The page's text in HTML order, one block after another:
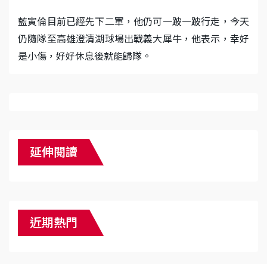
藍寅倫目前已經先下二軍，他仍可一跛一跛行走，今天
仍隨隊至高雄澄清湖球場出戰義大犀牛，他表示，幸好
是小傷，好好休息後就能歸隊。
延伸閱讀
近期熱門